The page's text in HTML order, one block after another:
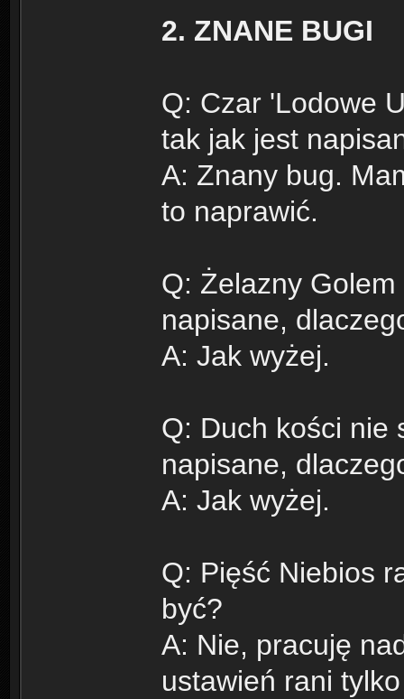
2. ZNANE BUGI
Q: Czar 'Lodowe
tak jak jest
A: Znany bug.
to naprawić.
Q: Żelazny
napisane,
A: Jak wyżej.
Q: Duch kości nie
napisane,
A: Jak wyżej.
Q: Pięść Niebios
być?
A: Nie, pracuję
ustawień rani